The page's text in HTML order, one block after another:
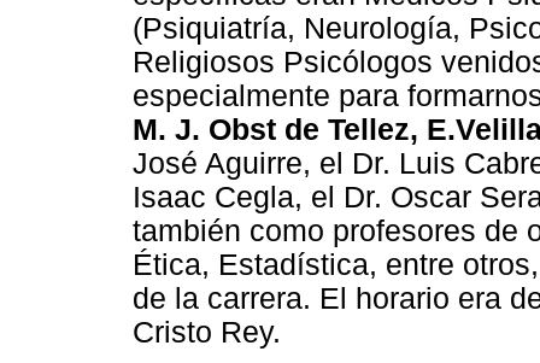
(Psiquiatría, Neurología,
Religiosos Psicólogos
especialmente para
M. J. Obst de Tellez,
José Aguirre, el Dr. Luis
Isaac Cegla, el Dr. Oscar
también como profesores de
Ética, Estadística, entre
de la carrera. El horario era
Cristo Rey.